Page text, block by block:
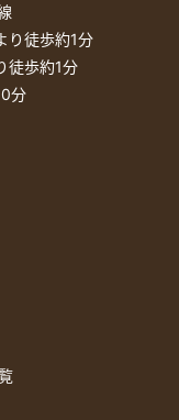
り徒歩約1分
徒歩約1分
分